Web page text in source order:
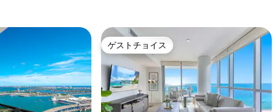
ゲストチョイス
ゲストチョイス